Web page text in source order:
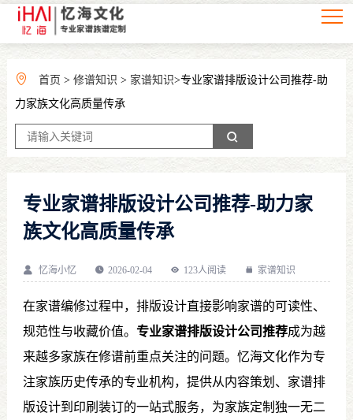
首页 > 修谱知识 > 家谱知识>专业家谱排版设计公司推荐-助
力家族文化高质量传承
专业家谱排版设计公司推荐-助力家
族文化高质量传承
忆海小忆 2026-02-04 123人阅读 家谱知识
在家谱编修过程中，排版设计直接影响家谱的可读性、
规范性与收藏价值。 专业家谱排版设计公司推荐成为越
来越多家族在修谱前重点关注的问题。忆海文化作为专
注家族历史传承的专业机构，提供从内容策划、家谱排
版设计到印刷装订的一站式服务，为家族定制独一无二